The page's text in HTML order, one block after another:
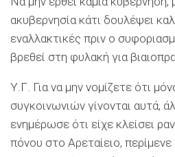
ακυβερνησία κάτι δουλέψει
εναλλακτικές πριν ο
βρεθεί στη φυλακή για
Υ.Γ. Για να μην νομίζετε ότι
συγκοινωνιών γίνονται αυτά,
ενημέρωσε ότι είχε κλείσει
πόνου στο Αρεταίειο, περίμενε